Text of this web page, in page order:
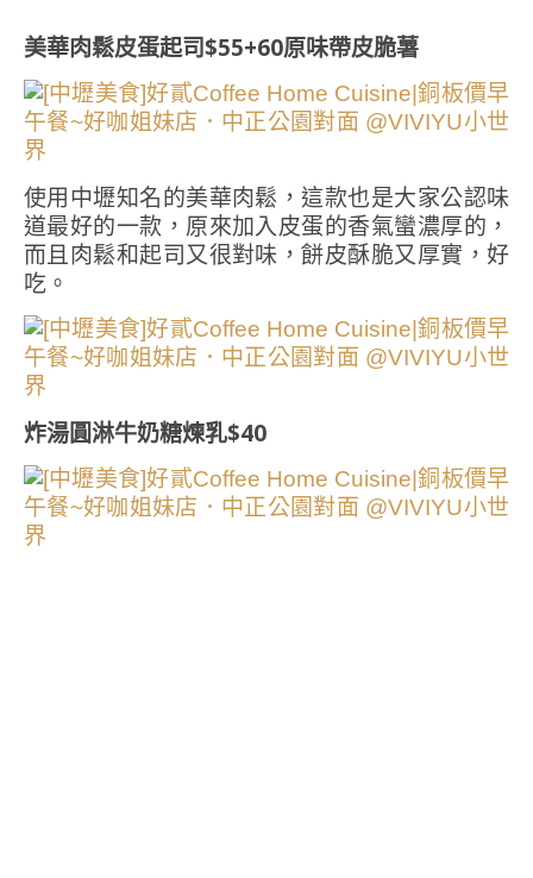
美華肉鬆皮蛋起司$55+60原味帶皮脆薯
使用中壢知名的美華肉鬆，這款也是大家公認味
道最好的一款，原來加入皮蛋的香氣蠻濃厚的，
而且肉鬆和起司又很對味，餅皮酥脆又厚實，好
吃。
炸湯圓淋牛奶糖煉乳$40